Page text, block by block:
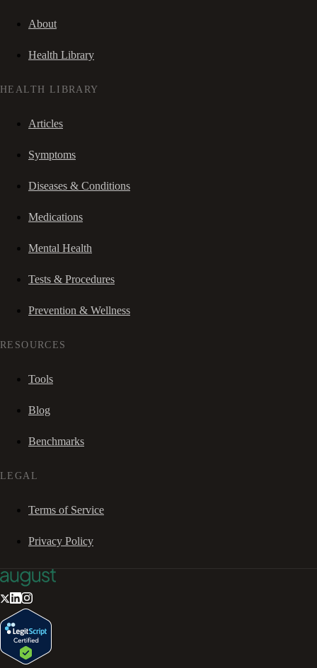
About
Health Library
HEALTH LIBRARY
Articles
Symptoms
Diseases & Conditions
Medications
Mental Health
Tests & Procedures
Prevention & Wellness
RESOURCES
Tools
Blog
Benchmarks
LEGAL
Terms of Service
Privacy Policy